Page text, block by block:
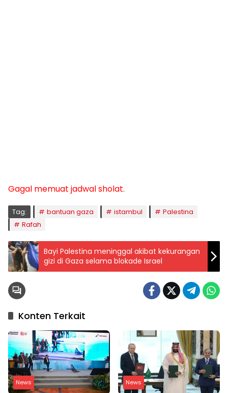
Gagal memuat jadwal sholat.
Tag: bantuan gaza istambul
Palestina
Rafah
Bayi Palestina meninggal akibat kekurangan
gizi di Gaza selama blokade Israel
Konten Terkait
News News